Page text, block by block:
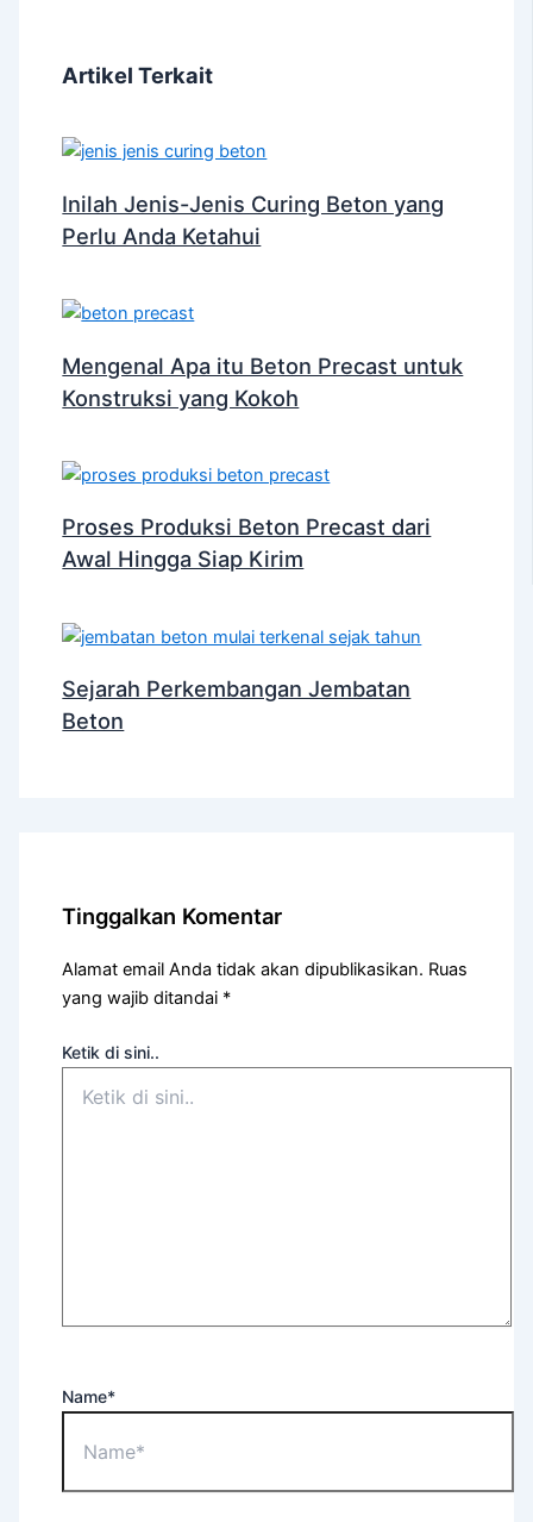
Artikel Terkait
Inilah Jenis-Jenis Curing Beton yang
Perlu Anda Ketahui
Mengenal Apa itu Beton Precast untuk
Konstruksi yang Kokoh
Proses Produksi Beton Precast dari
Awal Hingga Siap Kirim
Sejarah Perkembangan Jembatan
Beton
Tinggalkan Komentar
Alamat email Anda tidak akan dipublikasikan. Ruas
yang wajib ditandai *
Ketik di sini..
Name*